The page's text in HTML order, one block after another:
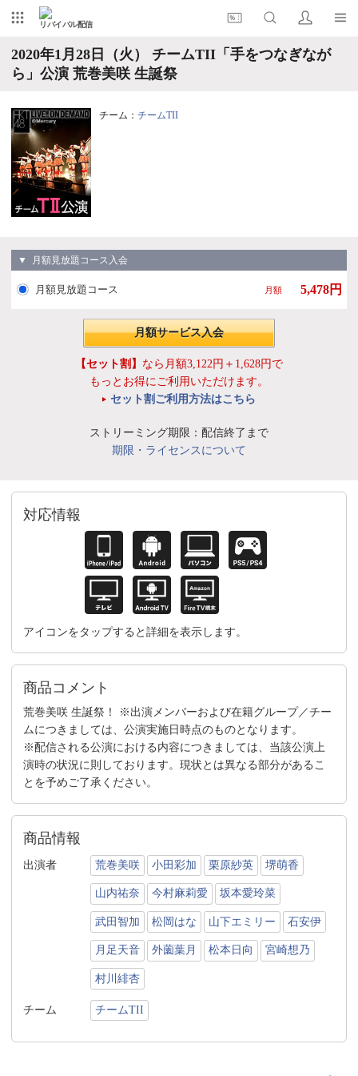
リバイバル配信
2020年1月28日（火） チームTII「手をつなぎなが
ら」公演 荒巻美咲 生誕祭
チーム： チームTII
▼ 月額見放題コース入会
月額見放題コース 月額 5,478円
月額サービス入会
【セット割】 なら月額3,122円＋1,628円で
もっとお得にご利用いただけます。
セット割ご利用方法はこちら
ストリーミング期限：配信終了まで
期限・ライセンスについて
対応情報
アイコンをタップすると詳細を表示します。
商品コメント
荒巻美咲 生誕祭！ ※出演メンバーおよび在籍グループ／チー
ムにつきましては、公演実施日時点のものとなります。
※配信される公演における内容につきましては、当該公演上
演時の状況に則しております。現状とは異なる部分があるこ
とを予めご了承ください。
商品情報
出演者 荒巻美咲 小田彩加 栗原紗英 堺萌香
山内祐奈 今村麻莉愛 坂本愛玲菜
武田智加 松岡はな 山下エミリー 石安伊
月足天音 外薗葉月 松本日向 宮崎想乃
村川緋杏
チーム チームTII